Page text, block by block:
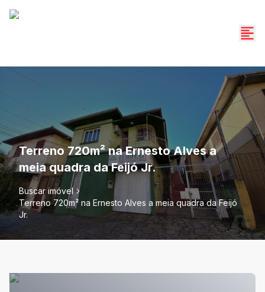
Terreno 720m² na Ernesto Alves a
meia quadra da Feijó Jr.
Buscar imóvel
Terreno 720m² na Ernesto Alves a meia quadra da Feijó
Jr.